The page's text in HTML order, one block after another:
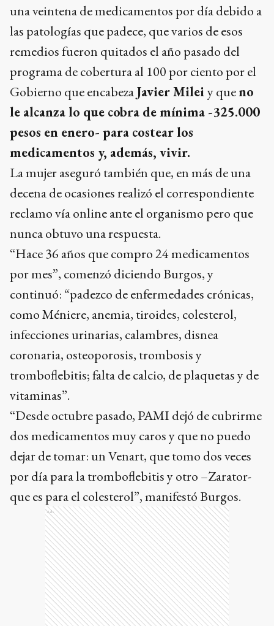
una veintena de medicamentos por día debido a
las patologías que padece, que varios de esos
remedios fueron quitados el año pasado del
programa de cobertura al 100 por ciento por el
Gobierno que encabezaJavier Mileiy queno
le alcanza lo que cobra de mínima -325.000
pesos en enero- para costear los
medicamentos y, además, vivir.
La mujer aseguró también que, en más de una
decena de ocasiones realizó el correspondiente
reclamo vía online ante el organismo pero que
nunca obtuvo una respuesta.
“Hace 36 años que compro 24 medicamentos
por mes”, comenzó diciendo Burgos, y
continuó: “padezco de enfermedades crónicas,
como Méniere, anemia, tiroides, colesterol,
infecciones urinarias, calambres, disnea
coronaria, osteoporosis, trombosis y
tromboflebitis; falta de calcio, de plaquetas y de
vitaminas”.
“Desde octubre pasado, PAMI dejó de cubrirme
dos medicamentos muy caros y que no puedo
dejar de tomar: un Venart, que tomo dos veces
por día para la tromboflebitis y otro –Zarator-
que es para el colesterol”, manifestó Burgos.
Ads